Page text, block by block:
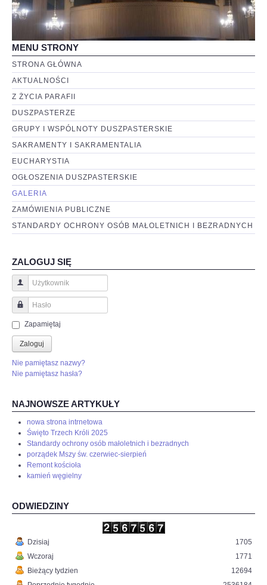
MENU STRONY
STRONA GŁÓWNA
AKTUALNOŚCI
Z ŻYCIA PARAFII
DUSZPASTERZE
GRUPY I WSPÓLNOTY DUSZPASTERSKIE
SAKRAMENTY I SAKRAMENTALIA
EUCHARYSTIA
OGŁOSZENIA DUSZPASTERSKIE
GALERIA
ZAMÓWIENIA PUBLICZNE
STANDARDY OCHRONY OSÓB MAŁOLETNICH I BEZRADNYCH
ZALOGUJ SIĘ
Użytkownik
Hasło
Zapamiętaj
Zaloguj
Nie pamiętasz nazwy?
Nie pamiętasz hasła?
NAJNOWSZE ARTYKUŁY
nowa strona intrnetowa
Święto Trzech Króli 2025
Standardy ochrony osób małoletnich i bezradnych
porządek Mszy św. czerwiec-sierpień
Remont kościoła
kamień węgielny
ODWIEDZINY
Dzisiaj
Wczoraj
Bieżący tydzien
1705
1771
12694